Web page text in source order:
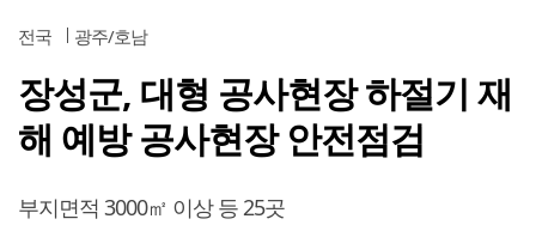
전국 광주/호남
장성군, 대형 공사현장 하절기 재
해 예방 공사현장 안전점검
부지면적 3000㎡ 이상 등 25곳